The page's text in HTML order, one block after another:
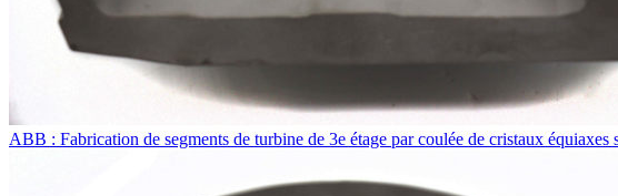
ABB : Fabrication de segments de turbine de 3e étage par coulée de cristaux équiaxes